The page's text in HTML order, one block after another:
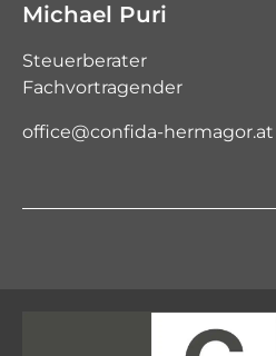
Michael Puri
Steuerberater
Fachvortragender
office@confida-hermagor.at